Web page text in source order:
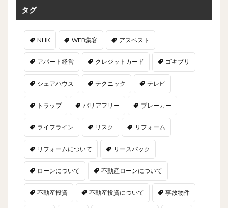
タグ
NHK WEB集客 アスベスト
アパート経営 クレジットカード ゴキブリ
シェアハウス テクニック テレビ
トラップ バリアフリー ブレーカー
ライフライン リスク リフォーム
リフォームについて リースバック
ローンについて 不動産ローンについて
不動産投資 不動産投資について 事故物件